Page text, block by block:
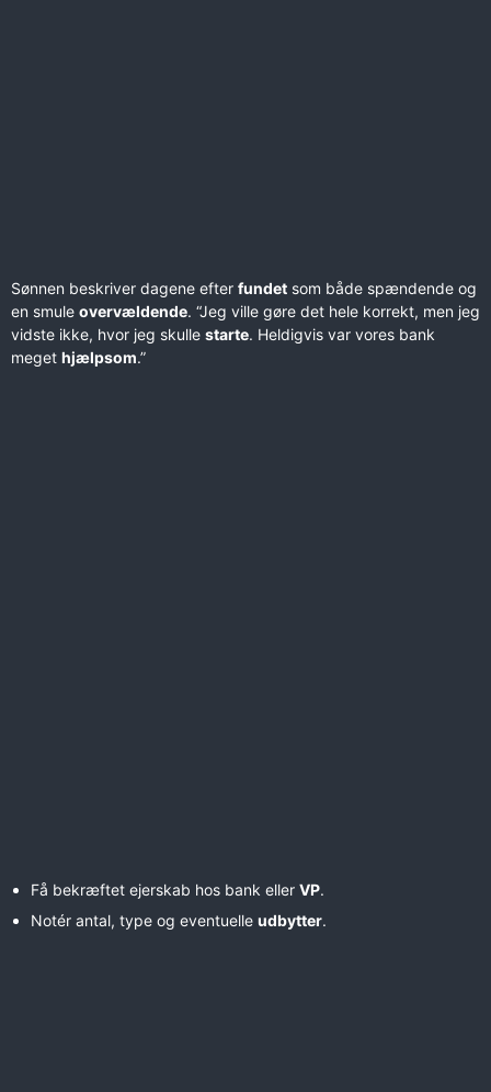
Sønnen beskriver dagene efter fundet som både spændende og
en smule overvældende. “Jeg ville gøre det hele korrekt, men jeg
vidste ikke, hvor jeg skulle starte. Heldigvis var vores bank
meget hjælpsom.”
Få bekræftet ejerskab hos bank eller VP.
Notér antal, type og eventuelle udbytter.